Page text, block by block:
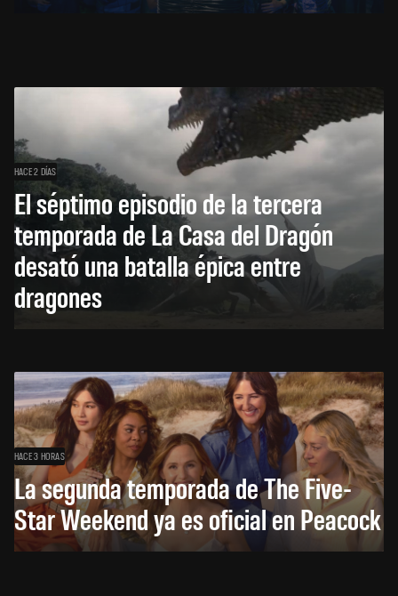
HACE 2 DÍAS
El séptimo episodio de la tercera
temporada de La Casa del Dragón
desató una batalla épica entre
dragones
HACE 3 HORAS
La segunda temporada de The Five-
Star Weekend ya es oficial en Peacock